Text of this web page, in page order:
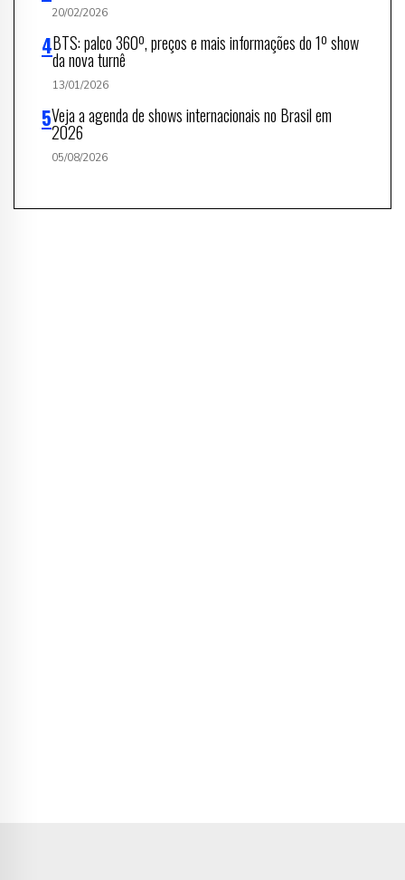
20/02/2026
BTS: palco 360º, preços e mais informações do 1º show
da nova turnê
13/01/2026
Veja a agenda de shows internacionais no Brasil em
2026
05/08/2026